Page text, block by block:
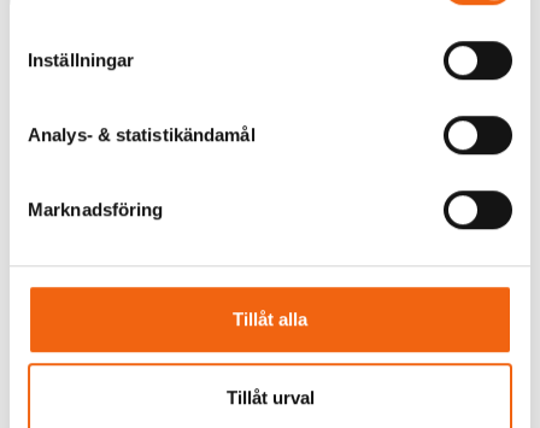
Inställningar
Analys- & statistikändamål
Marknadsföring
Tillåt alla
Tillåt urval